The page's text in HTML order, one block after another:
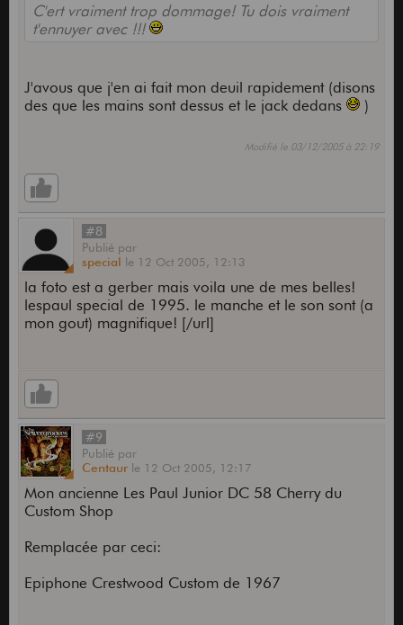
C'ert vraiment trop dommage! Tu dois vraiment
t'ennuyer avec !!!
J'avous que j'en ai fait mon deuil rapidement (disons
des que les mains sont dessus et le jack dedans
)
Modifié le 03/12/2005 à 22:19
#8
Publié par
special le 12 Oct 2005, 12:13
la foto est a gerber mais voila une de mes belles!
lespaul special de 1995. le manche et le son sont (a
mon gout) magnifique! [/url]
#9
Publié par
Centaur le 12 Oct 2005, 12:17
Mon ancienne Les Paul Junior DC 58 Cherry du
Custom Shop
Remplacée par ceci:
Epiphone Crestwood Custom de 1967